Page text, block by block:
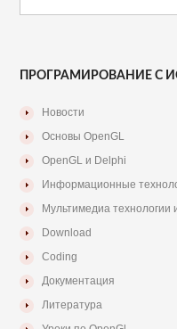
ПРОГРАМИРОВАНИЕ С
Новости
Основы OpenGL
OpenGL и Delphi
Информационные
Мультимедиа технологии
Download
Coding
Документация
Литература